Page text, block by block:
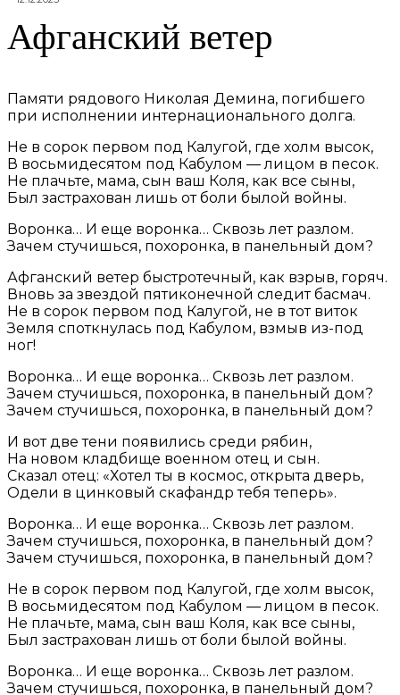
Афганский ветер
Памяти рядового Николая Демина, погибшего
при исполнении интернационального долга.
Не в сорок первом под Калугой, где холм высок,
В восьмидесятом под Кабулом — лицом в песок.
Не плачьте, мама, сын ваш Коля, как все сыны,
Был застрахован лишь от боли былой войны.
Воронка… И еще воронка… Сквозь лет разлом.
Зачем стучишься, похоронка, в панельный дом?
Афганский ветер быстротечный, как взрыв, горяч.
Вновь за звездой пятиконечной следит басмач.
Не в сорок первом под Калугой, не в тот виток
Земля споткнулась под Кабулом, взмыв из-под
ног!
Воронка… И еще воронка… Сквозь лет разлом.
Зачем стучишься, похоронка, в панельный дом?
Зачем стучишься, похоронка, в панельный дом?
И вот две тени появились среди рябин,
На новом кладбище военном отец и сын.
Сказал отец: «Хотел ты в космос, открыта дверь,
Одели в цинковый скафандр тебя теперь».
Воронка… И еще воронка… Сквозь лет разлом.
Зачем стучишься, похоронка, в панельный дом?
Зачем стучишься, похоронка, в панельный дом?
Не в сорок первом под Калугой, где холм высок,
В восьмидесятом под Кабулом — лицом в песок.
Не плачьте, мама, сын ваш Коля, как все сыны,
Был застрахован лишь от боли былой войны.
Воронка… И еще воронка… Сквозь лет разлом.
Зачем стучишься, похоронка, в панельный дом?